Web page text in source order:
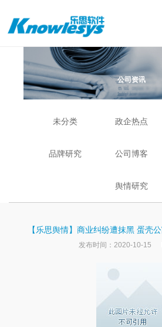
公司资讯
未分类 政企热点
品牌研究 公司博客
舆情研究
【乐思舆情】商业纠纷遭抹黑 蛋壳
发布时间：2020-10-15